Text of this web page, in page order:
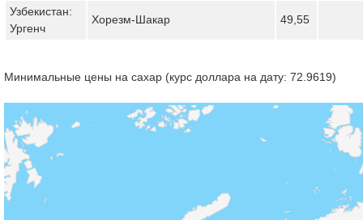
Узбекистан:
Ургенч
Хорезм-Шакар 49,55
Минимальные цены на сахар (курс доллара на дату: 72.9619)